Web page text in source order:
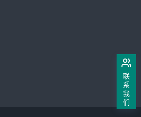
联
系
我
们